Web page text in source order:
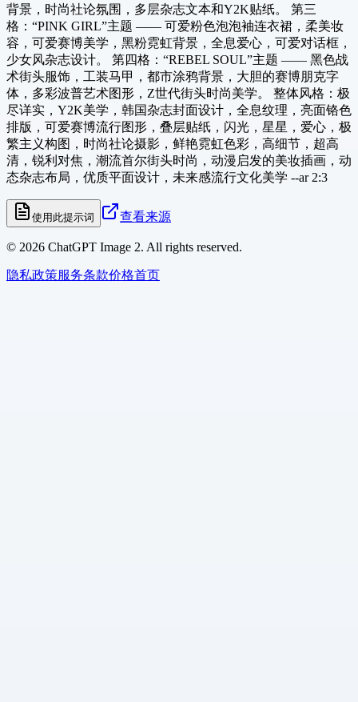
背景，时尚社论氛围，多层杂志文本和Y2K贴纸。 第三
格：“PINK GIRL”主题 —— 可爱粉色泡泡袖连衣裙，柔美妆
容，可爱赛博美学，黑粉霓虹背景，全息爱心，可爱对话框，
少女风杂志设计。 第四格：“REBEL SOUL”主题 —— 黑色战
术街头服饰，工装马甲，都市涂鸦背景，大胆的赛博朋克字
体，多彩波普艺术图形，Z世代街头时尚美学。 整体风格：极
尽详实，Y2K美学，韩国杂志封面设计，全息纹理，亮面铬色
排版，可爱赛博流行图形，叠层贴纸，闪光，星星，爱心，极
繁主义构图，时尚社论摄影，鲜艳霓虹色彩，高细节，超高
清，锐利对焦，潮流首尔街头时尚，动漫启发的美妆插画，动
态杂志布局，优质平面设计，未来感流行文化美学 --ar 2:3
使用此提示词 查看来源
© 2026 ChatGPT Image 2. All rights reserved.
隐私政策服务条款价格首页